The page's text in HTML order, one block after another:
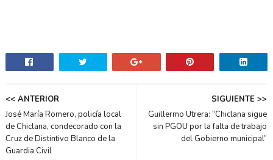
SIGUIENTE >>
Guillermo Utrera: “Chiclana sigue
sin PGOU por la falta de trabajo
del Gobierno municipal”
<< ANTERIOR
José María Romero, policía local
de Chiclana, condecorado con la
Cruz de Distintivo Blanco de la
Guardia Civil